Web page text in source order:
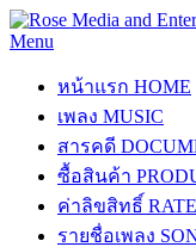
Menu
หน้าแรก HOME
เพลง MUSIC
สารคดี
ซื้อสินค้า
ค่าลิขสิทธิ์ RATE
รายชื่อเพลง